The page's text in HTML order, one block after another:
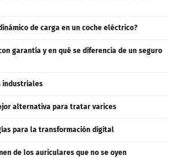
de carga en un coche eléctrico?
garantía y en qué se diferencia de un seguro
industriales
alternativa para tratar varices
para la transformación digital
de los auriculares que no se oyen